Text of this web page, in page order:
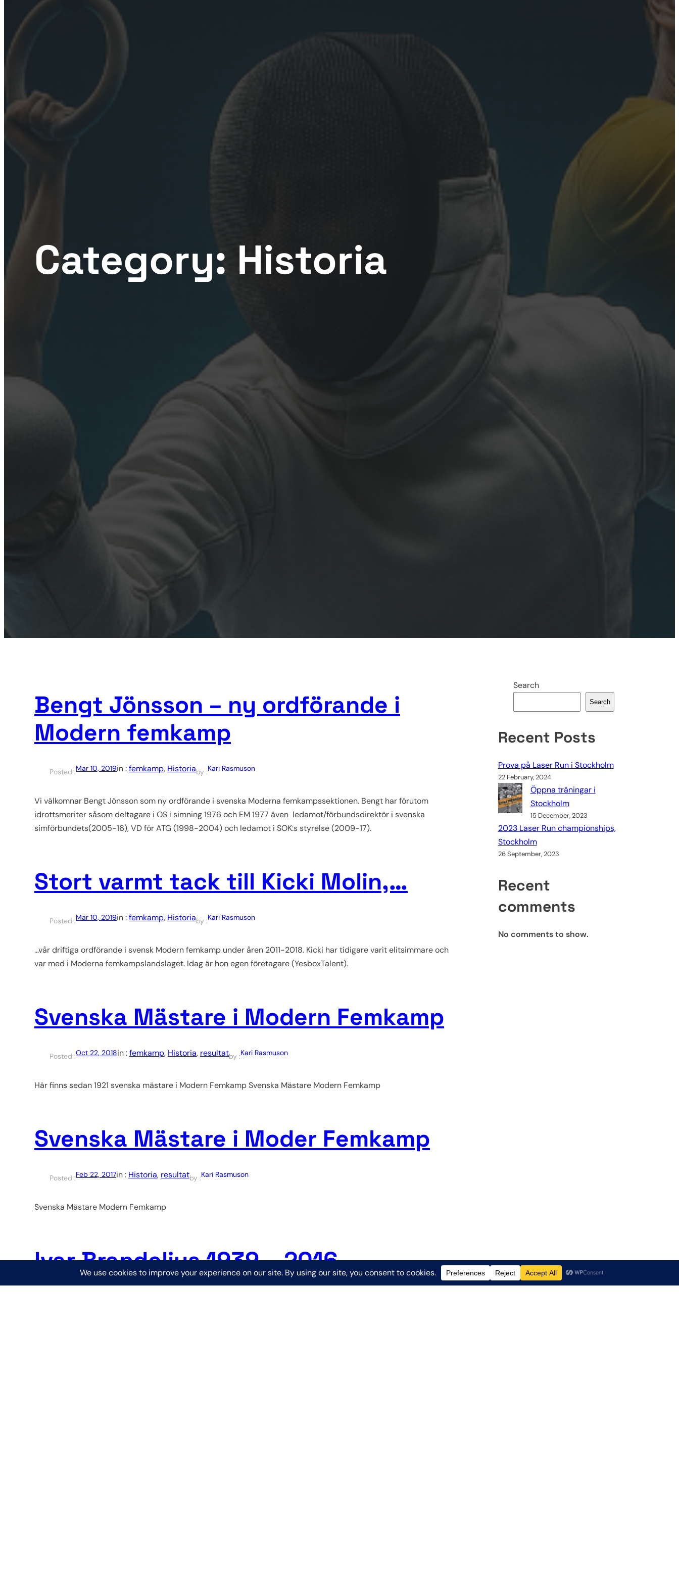
Category: Historia
Bengt Jönsson – ny ordförande i
Modern femkamp
Posted :Mar 10, 2019in :femkamp, Historiaby :Kari Rasmuson
Vi välkomnar Bengt Jönsson som ny ordförande i svenska Moderna femkampssektionen. Bengt har förutom
idrottsmeriter såsom deltagare i OS i simning 1976 och EM 1977 även ledamot/förbundsdirektör i svenska
simförbundets(2005-16), VD för ATG (1998-2004) och ledamot i SOK:s styrelse (2009-17).
Stort varmt tack till Kicki Molin,…
Posted :Mar 10, 2019in :femkamp, Historiaby :Kari Rasmuson
…vår driftiga ordförande i svensk Modern femkamp under åren 2011-2018. Kicki har tidigare varit elitsimmare och
var med i Moderna femkampslandslaget. Idag är hon egen företagare (YesboxTalent).
Svenska Mästare i Modern Femkamp
Posted :Oct 22, 2018in :femkamp, Historia, resultatby :Kari Rasmuson
Här finns sedan 1921 svenska mästare i Modern Femkamp Svenska Mästare Modern Femkamp
Svenska Mästare i Moder Femkamp
Posted :Feb 22, 2017in : Historia, resultatby :Kari Rasmuson
Svenska Mästare Modern Femkamp
Ivar Brandelius 1939 – 2016
Search
Search
Recent Posts
Prova på Laser Run i Stockholm
22 February, 2024
Öppna träningar i
Stockholm
15 December, 2023
2023 Laser Run championships,
Stockholm
26 September, 2023
Recent
comments
No comments to show.